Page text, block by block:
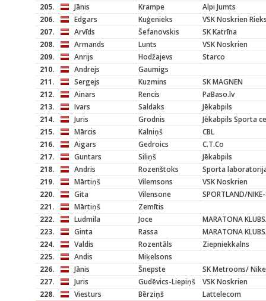
205.
Jānis Krampe
Alpi Jumts
206.
Edgars Kuģenieks
VSK Noskrien
207.
Arvīds Šefanovskis
SK Katrīna
208.
Armands Lunts
VSK Noskrien
209.
Anrijs Hodžajevs
Starco
210.
Andrejs
Gaumigs
211.
Sergejs Kuzmins
SK MAGNEN
212.
Ainars Rencis
PaBaso.lv
213.
Ivars Saldaks
Jēkabpils
214.
Juris Grodnis
Jēkabpils Sporta
215.
Mārcis Kalniņš
CBL
216.
Aigars Gedroics
C.T.Co
217.
Guntars Siliņš
Jēkabpils
218.
Andris Rozenštoks
Sporta
219.
Mārtiņš Vilemsons
VSK Noskrien
220.
Gita Vilensone
SPORTLAND/
221.
Mārtiņš
Zemītis
222.
Ludmila Joce
MARATONA
223.
Ginta Rassa
MARATONA
224.
Valdis Rozentāls
Ziepniekkalns
225.
Andis
Miķelsons
226.
Jānis Šnepste
SK Metroons/ Nike
227.
Juris Gudēvics-Liepiņš
VSK Noskrien
228.
Viesturs Bērziņš
Lattelecom